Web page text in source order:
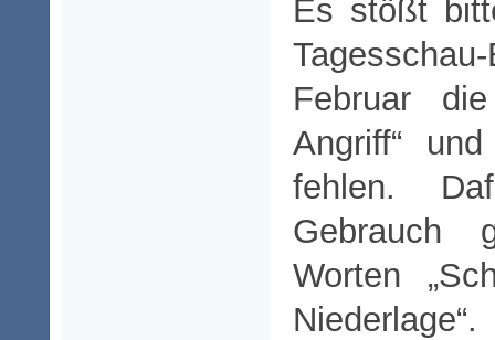
Es stößt
Februar
Angriff“ und
fehlen.
Gebrauch
Worten
Niederlage“.